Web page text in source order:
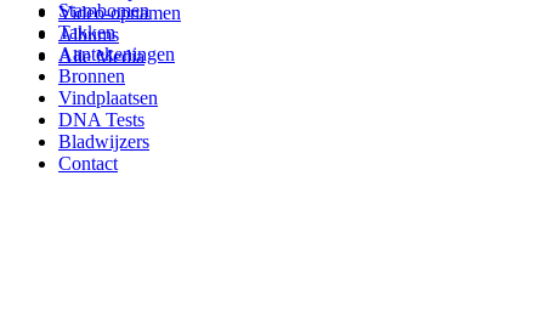
Video-opnamen
Albums
Alle Media
Stambomen
Takken
Aantekeningen
Bronnen
Vindplaatsen
DNA Tests
Bladwijzers
Contact